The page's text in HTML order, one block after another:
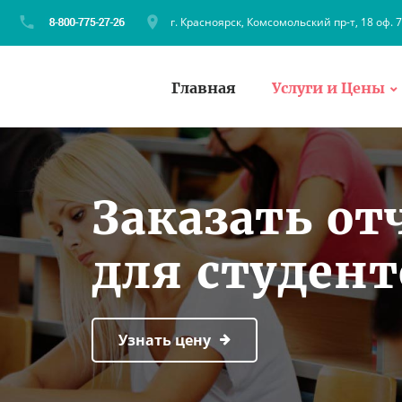
г. Красноярск, Комсомольский пр-т, 18 оф.
Главная Услуги и Цены
Заказать
для
Узнать цену